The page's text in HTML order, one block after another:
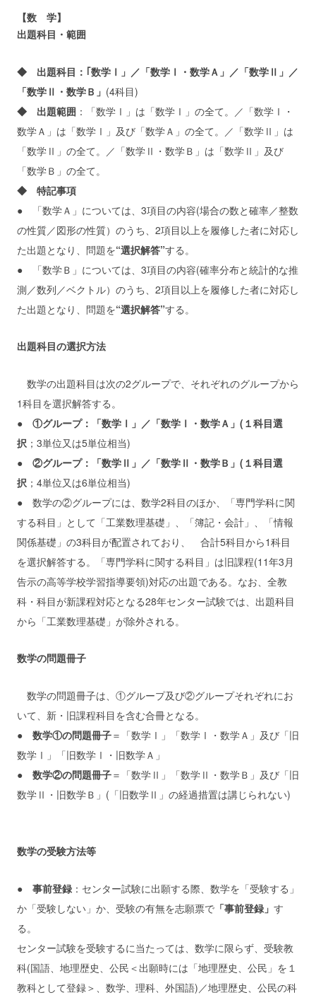
【数 学】
出題科目・範囲
◆ 出題科目：｢数学Ⅰ」／「数学Ⅰ・数学Ａ」／「数学Ⅱ」／
「数学Ⅱ・数学Ｂ」 (4科目)
◆ 出題範囲 ：「数学Ⅰ」は「数学Ⅰ」の全て。／「数学Ⅰ・
数学Ａ」は「数学Ⅰ」及び「数学Ａ」の全て。／「数学Ⅱ」は
「数学Ⅱ」の全て。／「数学Ⅱ・数学Ｂ」は「数学Ⅱ」及び
「数学Ｂ」の全て。
◆ 特記事項
● 「数学Ａ」については、3項目の内容(場合の数と確率／整数
の性質／図形の性質）のうち、2項目以上を履修した者に対応し
た出題となり、問題を“選択解答”する。
● 「数学Ｂ」については、3項目の内容(確率分布と統計的な推
測／数列／ベクトル）のうち、2項目以上を履修した者に対応し
た出題となり、問題を“選択解答”する。
出題科目の選択方法
数学の出題科目は次の2グループで、それぞれのグループから
1科目を選択解答する。
● ①グループ：「数学Ⅰ」／「数学Ⅰ・数学Ａ」(１科目選
択 ；3単位又は5単位相当)
● ②グループ：「数学Ⅱ」／「数学Ⅱ・数学Ｂ」(１科目選
択 ；4単位又は6単位相当)
● 数学の②グループには、数学2科目のほか、「専門学科に関
する科目」として「工業数理基礎」、「簿記・会計」、「情報
関係基礎」の3科目が配置されており、 合計5科目から1科目
を選択解答する。「専門学科に関する科目」は旧課程(11年3月
告示の高等学校学習指導要領)対応の出題である。なお、全教
科・科目が新課程対応となる28年センター試験では、出題科目
から「工業数理基礎」が除外される。
数学の問題冊子
数学の問題冊子は、①グループ及び②グループそれぞれにお
いて、新・旧課程科目を含む合冊となる。
● 数学①の問題冊子＝「数学Ⅰ」「数学Ⅰ・数学Ａ」及び「旧
数学Ⅰ」「旧数学Ⅰ・旧数学Ａ」
● 数学②の問題冊子＝「数学Ⅱ」「数学Ⅱ・数学Ｂ」及び「旧
数学Ⅱ・旧数学Ｂ」(「旧数学Ⅱ」の経過措置は講じられない)
数学の受験方法等
● 事前登録 ：センター試験に出願する際、数学を「受験する」
か「受験しない」か、受験の有無を志願票で 「事前登録」 す
る。
センター試験を受験するに当たっては、数学に限らず、受験教
科(国語、地理歴史、公民＜出願時には「地理歴史、公民」を１
教科として登録＞、数学、理科、外国語)／地理歴史、公民の科